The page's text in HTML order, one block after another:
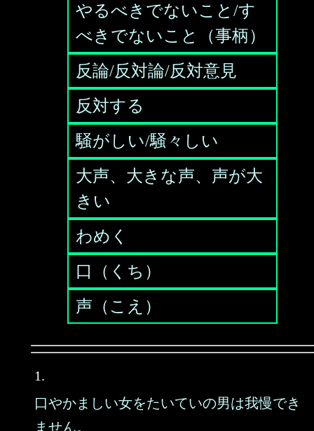
やるべきでないこと/す
べきでないこと（事柄）
反論/反対論/反対意見
反対する
騒がしい/騒々しい
大声、大きな声、声が大
きい
わめく
口（くち）
声（こえ）
1.
口やかましい女をたいていの男は我慢でき
ません。